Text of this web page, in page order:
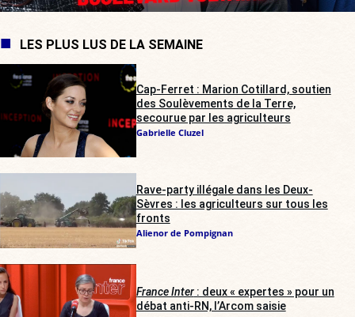
LES PLUS LUS DE LA SEMAINE
Cap-Ferret : Marion Cotillard, soutien
des Soulèvements de la Terre,
secourue par les agriculteurs
Gabrielle Cluzel
Rave-party illégale dans les Deux-
Sèvres : les agriculteurs sur tous les
fronts
Alienor de Pompignan
France Inter: deux « expertes » pour un
débat anti-RN, l’Arcom saisie